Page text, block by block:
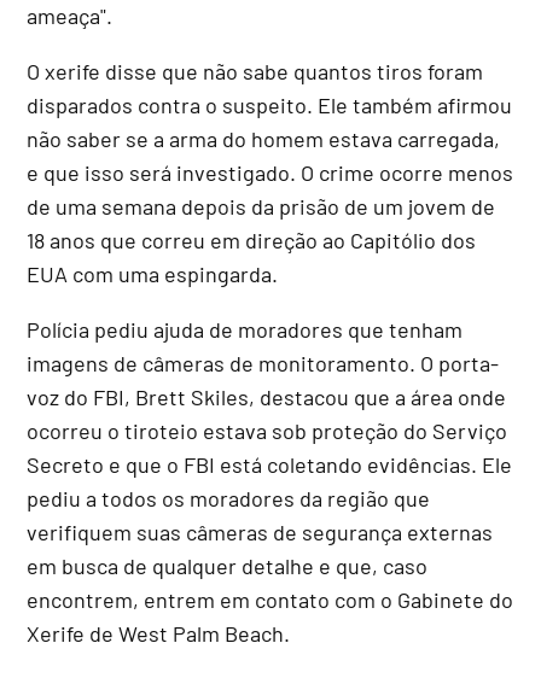
ameaça".
O xerife disse que não sabe quantos tiros foram
disparados contra o suspeito. Ele também afirmou
não saber se a arma do homem estava carregada,
e que isso será investigado. O crime ocorre menos
de uma semana depois da prisão de um jovem de
18 anos que correu em direção ao Capitólio dos
EUA com uma espingarda.
Polícia pediu ajuda de moradores que tenham
imagens de câmeras de monitoramento. O porta-
voz do FBI, Brett Skiles, destacou que a área onde
ocorreu o tiroteio estava sob proteção do Serviço
Secreto e que o FBI está coletando evidências. Ele
pediu a todos os moradores da região que
verifiquem suas câmeras de segurança externas
em busca de qualquer detalhe e que, caso
encontrem, entrem em contato com o Gabinete do
Xerife de West Palm Beach.